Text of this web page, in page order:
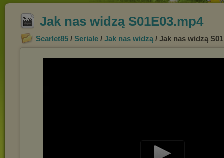
Jak nas widzą S01E03.mp4
Scarlet85 / Seriale / Jak nas widzą / Jak nas widzą